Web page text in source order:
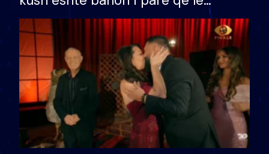
shtëpinë dhe humb mundësinë për
të fituar çmimin e madh